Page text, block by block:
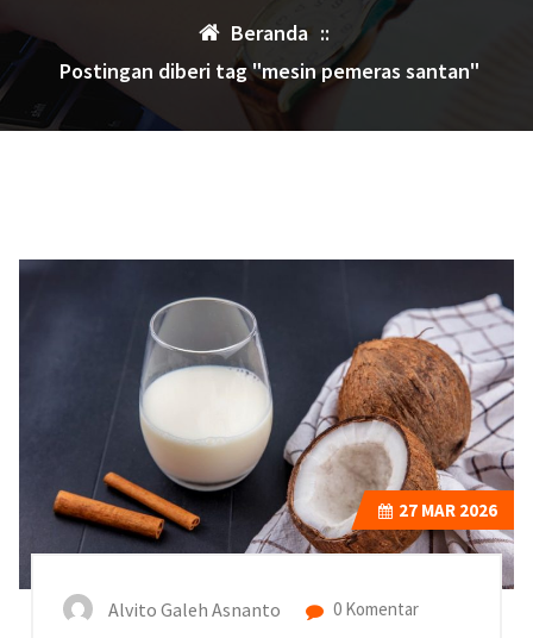
Beranda ::
Postingan diberi tag "mesin pemeras santan"
27 MAR 2026
Alvito Galeh Asnanto 0 Komentar